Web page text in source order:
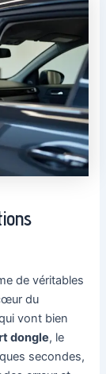
de véritables
du
vont bien
dongle, le
secondes,